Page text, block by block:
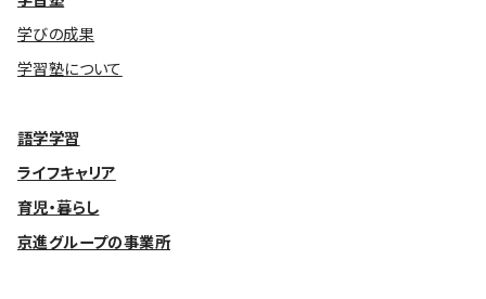
学びの成果
学習塾について
語学学習
ライフキャリア
育児・暮らし
京進グループの事業所